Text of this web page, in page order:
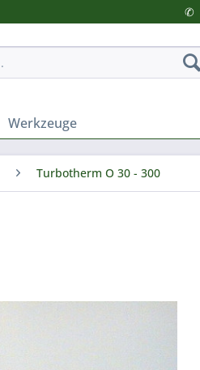
✆
Werkzeuge
Turbotherm O 30 - 300